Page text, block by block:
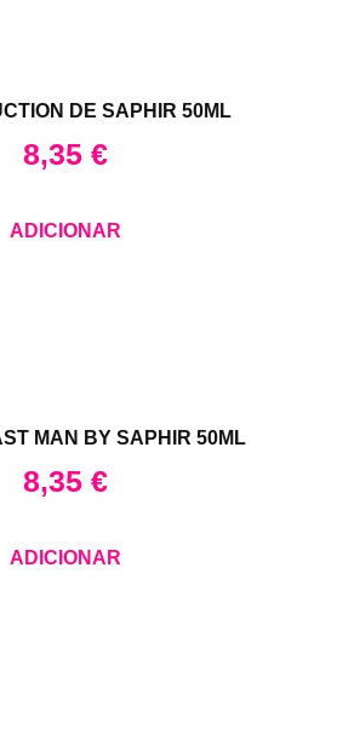
DE SAPHIR 50ML
8,35 €
ADICIONAR
MAN BY SAPHIR 50ML
8,35 €
ADICIONAR